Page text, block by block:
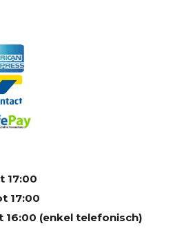
17:00
17:00
16:00 (enkel telefonisch)